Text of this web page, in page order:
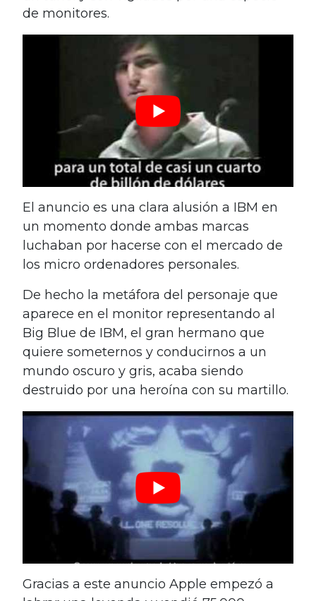
de monitores.
El anuncio es una clara alusión a IBM en
un momento donde ambas marcas
luchaban por hacerse con el mercado de
los micro ordenadores personales.
De hecho la metáfora del personaje que
aparece en el monitor representando al
Big Blue de IBM, el gran hermano que
quiere someternos y conducirnos a un
mundo oscuro y gris, acaba siendo
destruido por una heroína con su martillo.
Gracias a este anuncio Apple empezó a